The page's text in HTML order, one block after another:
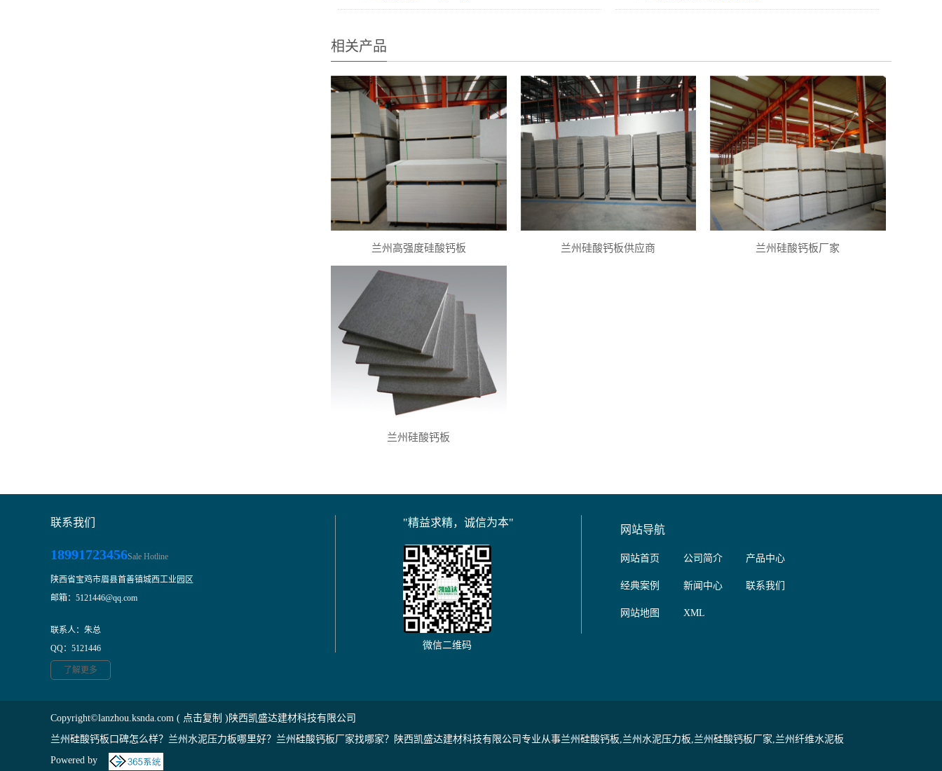
相关产品
兰州高强度硅酸钙板 兰州硅酸钙板供应商 兰州硅酸钙板厂家
兰州硅酸钙板
联系我们
18991723456Sale Hotline
陕西省宝鸡市眉县首善镇城西工业园区
邮箱：5121446@qq.com
联系人：朱总
QQ：5121446
了解更多
"精益求精，诚信为本"
微信二维码
网站导航
网站首页 公司简介 产品中心
经典案例 新闻中心 联系我们
网站地图 XML
Copyright©lanzhou.ksnda.com ( 点击复制 )陕西凯盛达建材科技有限公司
兰州硅酸钙板口碑怎么样？兰州水泥压力板哪里好？兰州硅酸钙板厂家找哪家？陕西凯盛达建材科技有限公司专业从事兰州硅酸钙板,兰州水泥压力板,兰州硅酸钙板厂家,兰州纤维水泥板
Powered by